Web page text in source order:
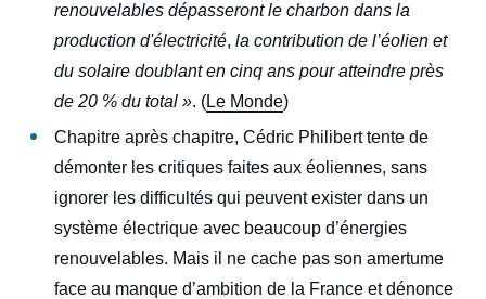
renouvelables dépasseront le charbon dans la
production d'électricité, la contribution de l’éolien et
du solaire doublant en cinq ans pour atteindre près
de 20 % du total ». (Le Monde)
Chapitre après chapitre, Cédric Philibert tente de
démonter les critiques faites aux éoliennes, sans
ignorer les difficultés qui peuvent exister dans un
système électrique avec beaucoup d’énergies
renouvelables. Mais il ne cache pas son amertume
face au manque d’ambition de la France et dénonce